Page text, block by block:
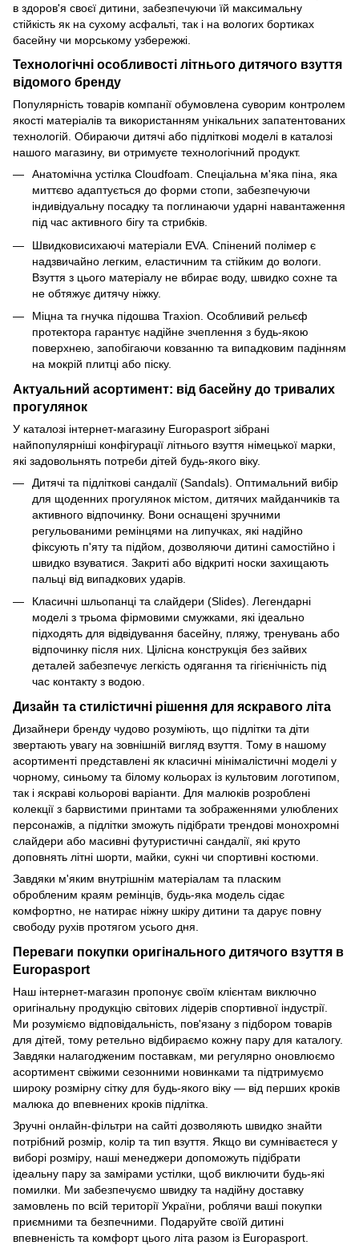
в здоров'я своєї дитини, забезпечуючи їй максимальну
стійкість як на сухому асфальті, так і на вологих бортиках
басейну чи морському узбережжі.
Технологічні особливості літнього дитячого взуття
відомого бренду
Популярність товарів компанії обумовлена суворим контролем
якості матеріалів та використанням унікальних запатентованих
технологій. Обираючи дитячі або підліткові моделі в каталозі
нашого магазину, ви отримуєте технологічний продукт.
Анатомічна устілка Cloudfoam. Спеціальна м'яка піна, яка
миттєво адаптується до форми стопи, забезпечуючи
індивідуальну посадку та поглинаючи ударні навантаження
під час активного бігу та стрибків.
Швидковисихаючі матеріали EVA. Спінений полімер є
надзвичайно легким, еластичним та стійким до вологи.
Взуття з цього матеріалу не вбирає воду, швидко сохне та
не обтяжує дитячу ніжку.
Міцна та гнучка підошва Traxion. Особливий рельєф
протектора гарантує надійне зчеплення з будь-якою
поверхнею, запобігаючи ковзанню та випадковим падінням
на мокрій плитці або піску.
Актуальний асортимент: від басейну до тривалих
прогулянок
У каталозі інтернет-магазину Europasport зібрані
найпопулярніші конфігурації літнього взуття німецької марки,
які задовольнять потреби дітей будь-якого віку.
Дитячі та підліткові сандалії (Sandals). Оптимальний вибір
для щоденних прогулянок містом, дитячих майданчиків та
активного відпочинку. Вони оснащені зручними
регульованими ремінцями на липучках, які надійно
фіксують п'яту та підйом, дозволяючи дитині самостійно і
швидко взуватися. Закриті або відкриті носки захищають
пальці від випадкових ударів.
Класичні шльопанці та слайдери (Slides). Легендарні
моделі з трьома фірмовими смужками, які ідеально
підходять для відвідування басейну, пляжу, тренувань або
відпочинку після них. Цілісна конструкція без зайвих
деталей забезпечує легкість одягання та гігієнічність під
час контакту з водою.
Дизайн та стилістичні рішення для яскравого літа
Дизайнери бренду чудово розуміють, що підлітки та діти
звертають увагу на зовнішній вигляд взуття. Тому в нашому
асортименті представлені як класичні мінімалістичні моделі у
чорному, синьому та білому кольорах із культовим логотипом,
так і яскраві кольорові варіанти. Для малюків розроблені
колекції з барвистими принтами та зображеннями улюблених
персонажів, а підлітки зможуть підібрати трендові монохромні
слайдери або масивні футуристичні сандалії, які круто
доповнять літні шорти, майки, сукні чи спортивні костюми.
Завдяки м'яким внутрішнім матеріалам та пласким
обробленим краям ремінців, будь-яка модель сідає
комфортно, не натирає ніжну шкіру дитини та дарує повну
свободу рухів протягом усього дня.
Переваги покупки оригінального дитячого взуття в
Europasport
Наш інтернет-магазин пропонує своїм клієнтам виключно
оригінальну продукцію світових лідерів спортивної індустрії.
Ми розуміємо відповідальність, пов'язану з підбором товарів
для дітей, тому ретельно відбираємо кожну пару для каталогу.
Завдяки налагодженим поставкам, ми регулярно оновлюємо
асортимент свіжими сезонними новинками та підтримуємо
широку розмірну сітку для будь-якого віку — від перших кроків
малюка до впевнених кроків підлітка.
Зручні онлайн-фільтри на сайті дозволяють швидко знайти
потрібний розмір, колір та тип взуття. Якщо ви сумніваєтеся у
виборі розміру, наші менеджери допоможуть підібрати
ідеальну пару за замірами устілки, щоб виключити будь-які
помилки. Ми забезпечуємо швидку та надійну доставку
замовлень по всій території України, роблячи ваші покупки
приємними та безпечними. Подаруйте своїй дитині
впевненість та комфорт цього літа разом із Europasport.